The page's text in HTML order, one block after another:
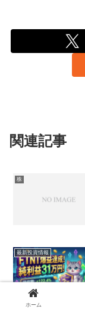
関連記事
株
最新投資情報
ホーム